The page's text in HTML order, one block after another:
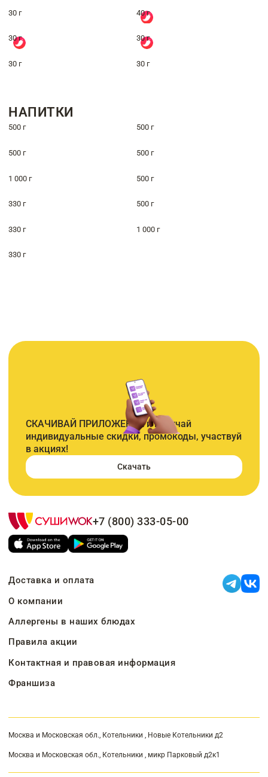
30 г 40 г
30 г 30 г
30 г 30 г
НАПИТКИ
500 г 500 г
500 г 500 г
1 000 г 500 г
330 г 500 г
330 г 1 000 г
330 г
СКАЧИВАЙ ПРИЛОЖЕНИЕ и получай
индивидуальные скидки, промокоды, участвуй
в акциях!
Скачать
+7 (800) 333-05-00
Доставка и оплата
О компании
Аллергены в наших блюдах
Правила акции
Контактная и правовая информация
Франшиза
Москва и Московская обл., Котельники , Новые Котельники д2
Москва и Московская обл., Котельники , микр Парковый д2к1